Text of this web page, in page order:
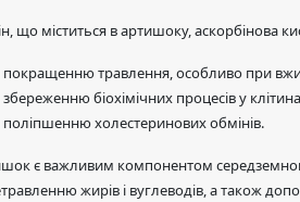
що міститься в артишоку, аскорбінова
покращенню травлення, особливо при
збереженню біохімічних процесів у
поліпшенню холестеринових обмінів.
є важливим компонентом
жирів і вуглеводів, а також